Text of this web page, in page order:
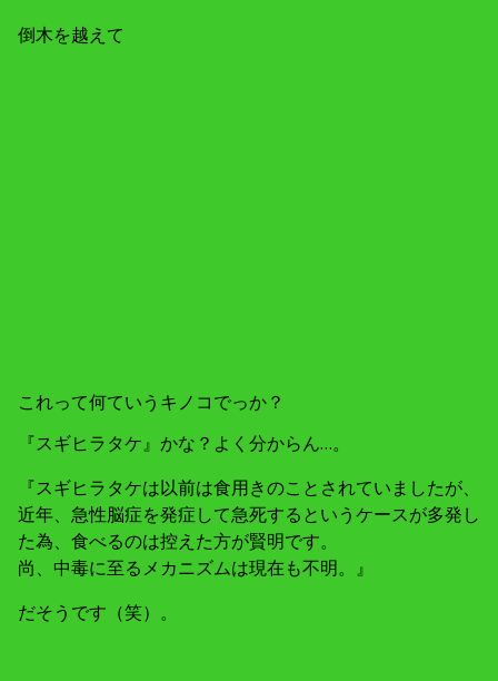
倒木を越えて
これって何ていうキノコでっか？
『スギヒラタケ』かな？よく分からん…。
『スギヒラタケは以前は食用きのことされていましたが、
近年、急性脳症を発症して急死するというケースが多発し
た為、食べるのは控えた方が賢明です。
尚、中毒に至るメカニズムは現在も不明。』
だそうです（笑）。